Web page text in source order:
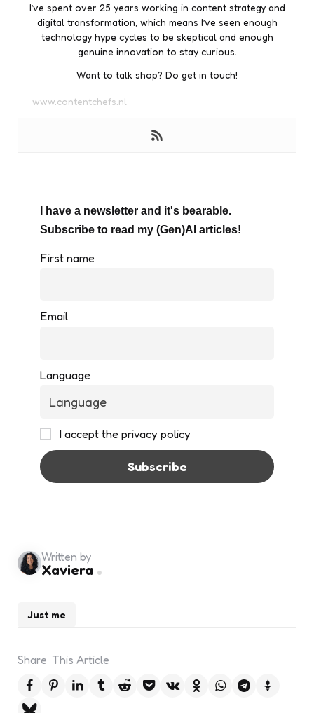
I’ve spent over 25 years working in content strategy and
digital transformation, which means I’ve seen enough
technology hype cycles to be skeptical and enough
genuine innovation to stay curious.
Want to talk shop? Do get in touch!
www.contentchefs.nl
I have a newsletter and it's bearable.
Subscribe to read my (Gen)AI articles!
First name
Email
Language
I accept the privacy policy
Just me
Written by
Xaviera
Share This Article